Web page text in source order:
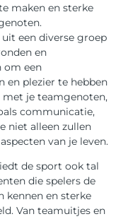
maken en sterke
een diverse groep
en
om een
en plezier te hebben
je teamgenoten,
communicatie,
niet alleen zullen
van je leven.
de sport ook tal
die spelers de
kennen en sterke
Van teamuitjes en